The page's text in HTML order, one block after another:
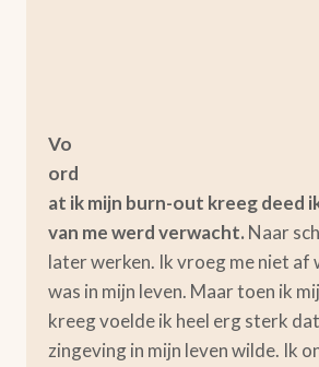
Vo
ord
at ik mijn burn-out kreeg deed
van me werd verwacht. Naar
later werken. Ik vroeg me niet af
was in mijn leven. Maar toen ik
kreeg voelde ik heel erg sterk
zingeving in mijn leven wilde. Ik